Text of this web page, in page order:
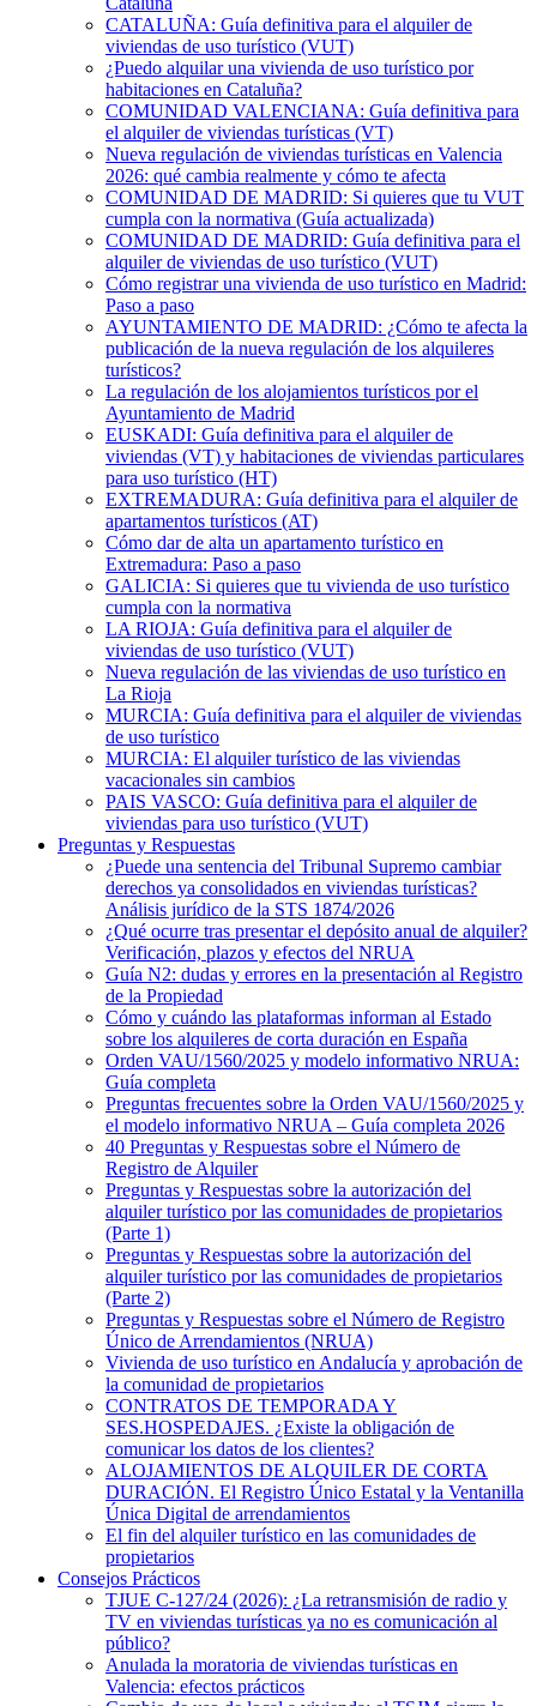
CATALUÑA: Guía definitiva para el alquiler de
viviendas de uso turístico (VUT)
¿Puedo alquilar una vivienda de uso turístico por
habitaciones en Cataluña?
COMUNIDAD VALENCIANA: Guía definitiva para
el alquiler de viviendas turísticas (VT)
Nueva regulación de viviendas turísticas en Valencia
2026: qué cambia realmente y cómo te afecta
COMUNIDAD DE MADRID: Si quieres que tu VUT
cumpla con la normativa (Guía actualizada)
COMUNIDAD DE MADRID: Guía definitiva para el
alquiler de viviendas de uso turístico (VUT)
Cómo registrar una vivienda de uso turístico en Madrid:
Paso a paso
AYUNTAMIENTO DE MADRID: ¿Cómo te afecta la
publicación de la nueva regulación de los alquileres
turísticos?
La regulación de los alojamientos turísticos por el
Ayuntamiento de Madrid
EUSKADI: Guía definitiva para el alquiler de
viviendas (VT) y habitaciones de viviendas particulares
para uso turístico (HT)
EXTREMADURA: Guía definitiva para el alquiler de
apartamentos turísticos (AT)
Cómo dar de alta un apartamento turístico en
Extremadura: Paso a paso
GALICIA: Si quieres que tu vivienda de uso turístico
cumpla con la normativa
LA RIOJA: Guía definitiva para el alquiler de
viviendas de uso turístico (VUT)
Nueva regulación de las viviendas de uso turístico en
La Rioja
MURCIA: Guía definitiva para el alquiler de viviendas
de uso turístico
MURCIA: El alquiler turístico de las viviendas
vacacionales sin cambios
PAIS VASCO: Guía definitiva para el alquiler de
viviendas para uso turístico (VUT)
Preguntas y Respuestas
¿Puede una sentencia del Tribunal Supremo cambiar
derechos ya consolidados en viviendas turísticas?
Análisis jurídico de la STS 1874/2026
¿Qué ocurre tras presentar el depósito anual de alquiler?
Verificación, plazos y efectos del NRUA
Guía N2: dudas y errores en la presentación al Registro
de la Propiedad
Cómo y cuándo las plataformas informan al Estado
sobre los alquileres de corta duración en España
Orden VAU/1560/2025 y modelo informativo NRUA:
Guía completa
Preguntas frecuentes sobre la Orden VAU/1560/2025 y
el modelo informativo NRUA – Guía completa 2026
40 Preguntas y Respuestas sobre el Número de
Registro de Alquiler
Preguntas y Respuestas sobre la autorización del
alquiler turístico por las comunidades de propietarios
(Parte 1)
Preguntas y Respuestas sobre la autorización del
alquiler turístico por las comunidades de propietarios
(Parte 2)
Preguntas y Respuestas sobre el Número de Registro
Único de Arrendamientos (NRUA)
Vivienda de uso turístico en Andalucía y aprobación de
la comunidad de propietarios
CONTRATOS DE TEMPORADA Y
SES.HOSPEDAJES. ¿Existe la obligación de
comunicar los datos de los clientes?
ALOJAMIENTOS DE ALQUILER DE CORTA
DURACIÓN. El Registro Único Estatal y la Ventanilla
Única Digital de arrendamientos
El fin del alquiler turístico en las comunidades de
propietarios
Consejos Prácticos
TJUE C-127/24 (2026): ¿La retransmisión de radio y
TV en viviendas turísticas ya no es comunicación al
público?
Anulada la moratoria de viviendas turísticas en
Valencia: efectos prácticos